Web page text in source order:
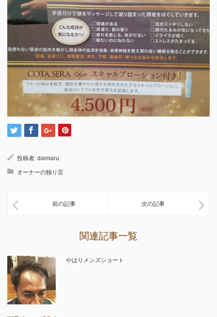
投稿者: daimaru
オーナーの独り言
前の記事 次の記事
関連記事一覧
やはりメンズショート